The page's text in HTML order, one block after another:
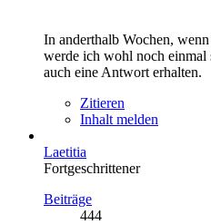
In anderthalb Wochen,
werde ich wohl noch einmal
auch eine Antwort erhalten.
Zitieren
Inhalt melden
Laetitia
Fortgeschrittener
Beiträge
444